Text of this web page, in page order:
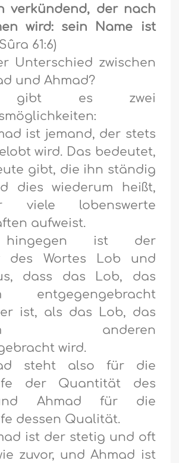
verkündend, der nach
wird: sein Name ist
61:6)
Unterschied zwischen
und Ahmad?
gibt es zwei
ist jemand, der stets
wird. Das bedeutet,
gibt, die ihn ständig
dies wiederum heißt,
viele lobenswerte
aufweist.
hingegen ist der
des Wortes Lob und
dass das Lob, das
entgegengebracht
ist, als das Lob, das
anderen
wird.
steht also für die
der Quantität des
Ahmad für die
dessen Qualität.
ist der stetig und oft
zuvor, und Ahmad ist